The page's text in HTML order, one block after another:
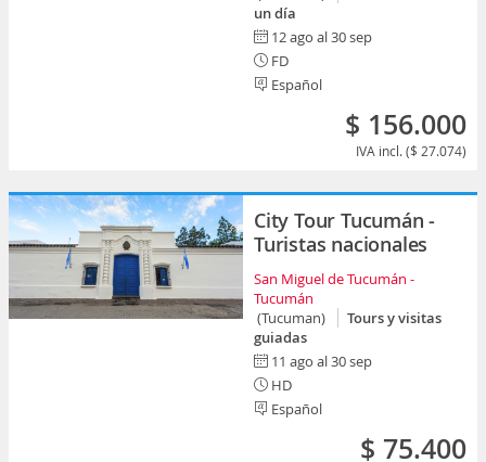
un día
12 ago al 30 sep
FD
Español
$ 156.000
IVA incl. ($ 27.074)
City Tour Tucumán -
Turistas nacionales
San Miguel de Tucumán -
Tucumán
(Tucuman)
Tours y visitas
guiadas
11 ago al 30 sep
HD
Español
$ 75.400